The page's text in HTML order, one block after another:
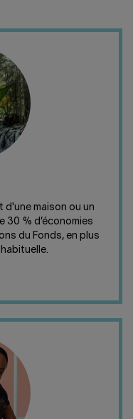
d'une maison ou un
% d’économies
du Fonds, en plus